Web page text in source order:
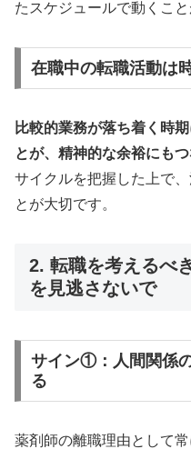
たスケジュールで動くこと
在職中の転職活動は
比較的業務が落ち着く時
とが、精神的な余裕にも
サイクルを把握した上で
とが大切です。
2. 転職を考えるべ
を見逃さないで
サイン①：人間関係
る
薬剤師の離職理由として常